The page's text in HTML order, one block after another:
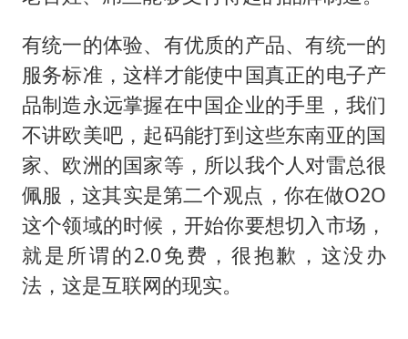
有统一的体验、有优质的产品、有统一的
服务标准，这样才能使中国真正的电子产
品制造永远掌握在中国企业的手里，我们
不讲欧美吧，起码能打到这些东南亚的国
家、欧洲的国家等，所以我个人对雷总很
佩服，这其实是第二个观点，你在做O2O
这个领域的时候，开始你要想切入市场，
就是所谓的2.0免费，很抱歉，这没办
法，这是互联网的现实。